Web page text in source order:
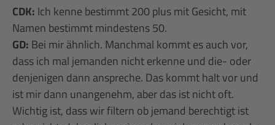
CDK: Ich kenne bestimmt 200 plus mit Gesicht, mit
Namen bestimmt mindestens 50.
GD: Bei mir ähnlich. Manchmal kommt es auch vor,
dass ich mal jemanden nicht erkenne und die- oder
denjenigen dann anspreche. Das kommt halt vor und
ist mir dann unangenehm, aber das ist nicht oft.
Wichtig ist, dass wir filtern ob jemand berechtigt ist